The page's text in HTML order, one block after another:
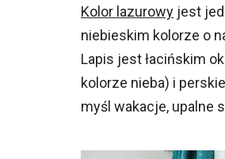
Kolor lazurowy jest
niebieskim kolorze o
Lapis jest łacińskim
kolorze nieba) i
myśl wakacje, upalne